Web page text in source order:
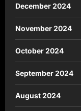
December 2024
November 2024
October 2024
September 2024
August 2024